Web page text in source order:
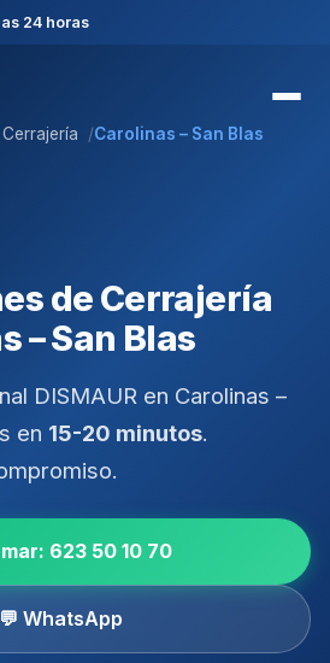
24 horas
Carolinas – San Blas
de Cerrajería
– San Blas
DISMAUR en Carolinas –
en 15-20 minutos.
623 50 10 70
💬 WhatsApp